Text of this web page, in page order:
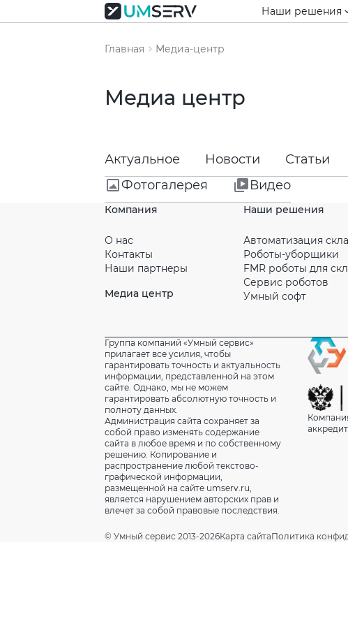
Наши решения
Главная Медиа-центр
Медиа центр
Актуальное Новости Статьи
Фотогалерея
Видео
Компания
О нас
Контакты
Наши партнeры
Медиа центр
Наши решения
Автоматизация
Роботы-уборщики
FMR роботы для
Сервис роботов
Умный софт
Группа компаний «Умный сервис»
прилагает все усилия, чтобы
гарантировать точность и актуальность
информации, представленной на этом
сайте. Однако, мы не можем
гарантировать абсолютную точность и
полноту данных.
Администрация сайта сохраняет за
собой право изменять содержание
сайта в любое время и по собственному
решению. Копирование и
распространение любой текстово-
графической информации,
размещенной на сайте umserv.ru,
является нарушением авторских прав и
влечет за собой правовые последствия.
© Умный сервис 2013-2026Карта сайтаПолитика